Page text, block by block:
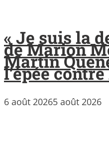
« Je suis la
de Marion
Martin
l’épée
6 août 20265 août 2026